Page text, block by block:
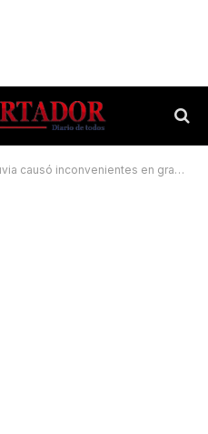
en gran parte de la provincia